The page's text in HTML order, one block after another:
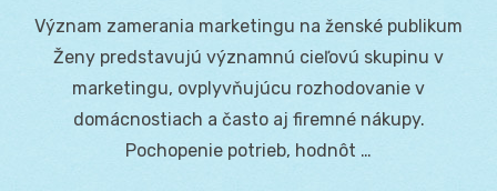
Význam zamerania marketingu na ženské publikum
Ženy predstavujú významnú cieľovú skupinu v
marketingu, ovplyvňujúcu rozhodovanie v
domácnostiach a často aj firemné nákupy.
Pochopenie potrieb, hodnôt …